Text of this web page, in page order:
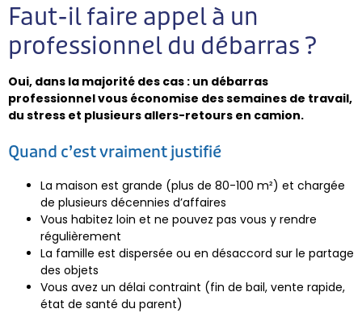
Faut-il faire appel à un
professionnel du débarras ?
Oui, dans la majorité des cas : un débarras
professionnel vous économise des semaines de travail,
du stress et plusieurs allers-retours en camion.
Quand c’est vraiment justifié
La maison est grande (plus de 80-100 m²) et chargée
de plusieurs décennies d’affaires
Vous habitez loin et ne pouvez pas vous y rendre
régulièrement
La famille est dispersée ou en désaccord sur le partage
des objets
Vous avez un délai contraint (fin de bail, vente rapide,
état de santé du parent)